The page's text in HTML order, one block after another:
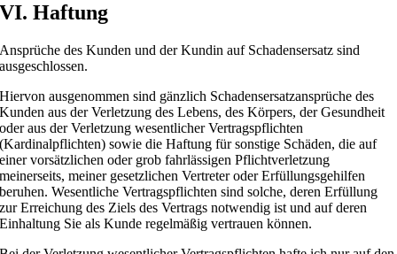
VI. Haftung
Ansprüche des Kunden und der Kundin auf Schadensersatz sind
ausgeschlossen.
Hiervon ausgenommen sind gänzlich Schadensersatzansprüche des
Kunden aus der Verletzung des Lebens, des Körpers, der Gesundheit
oder aus der Verletzung wesentlicher Vertragspflichten
(Kardinalpflichten) sowie die Haftung für sonstige Schäden, die auf
einer vorsätzlichen oder grob fahrlässigen Pflichtverletzung
meinerseits, meiner gesetzlichen Vertreter oder Erfüllungsgehilfen
beruhen. Wesentliche Vertragspflichten sind solche, deren Erfüllung
zur Erreichung des Ziels des Vertrags notwendig ist und auf deren
Einhaltung Sie als Kunde regelmäßig vertrauen können.